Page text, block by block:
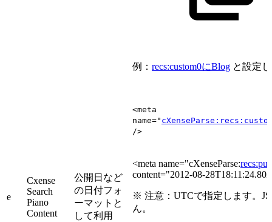
例： recs:custom0にBlog と設定
<meta
name="
/>
e
Cxense
Search
Piano
Content
公開日など
の日付フォ
ーマットと
して利用
<meta name="cXenseParse:
content="2012-08-
※ 注意：UTCで指定します。
ん。